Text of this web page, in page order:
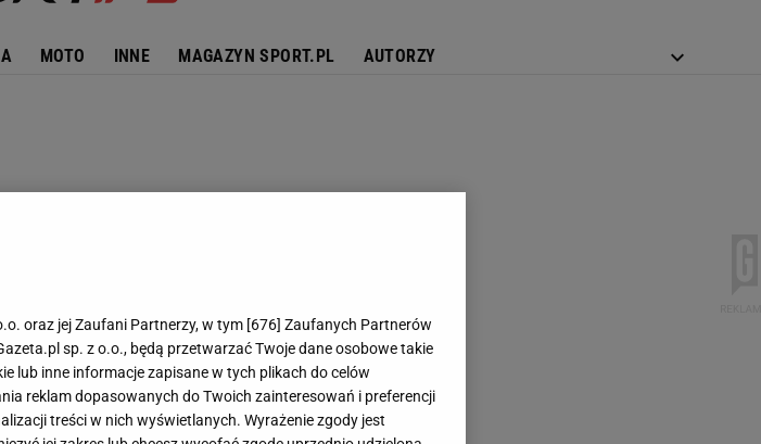
MOTO INNE MAGAZYN SPORT.PL AUTORZY
oraz jej Zaufani Partnerzy, w tym [676] Zaufanych Partnerów
sp. z o.o., będą przetwarzać Twoje dane osobowe takie
lub inne informacje zapisane w tych plikach do celów
reklam dopasowanych do Twoich zainteresowań i preferencji
treści w nich wyświetlanych. Wyrażenie zgody jest